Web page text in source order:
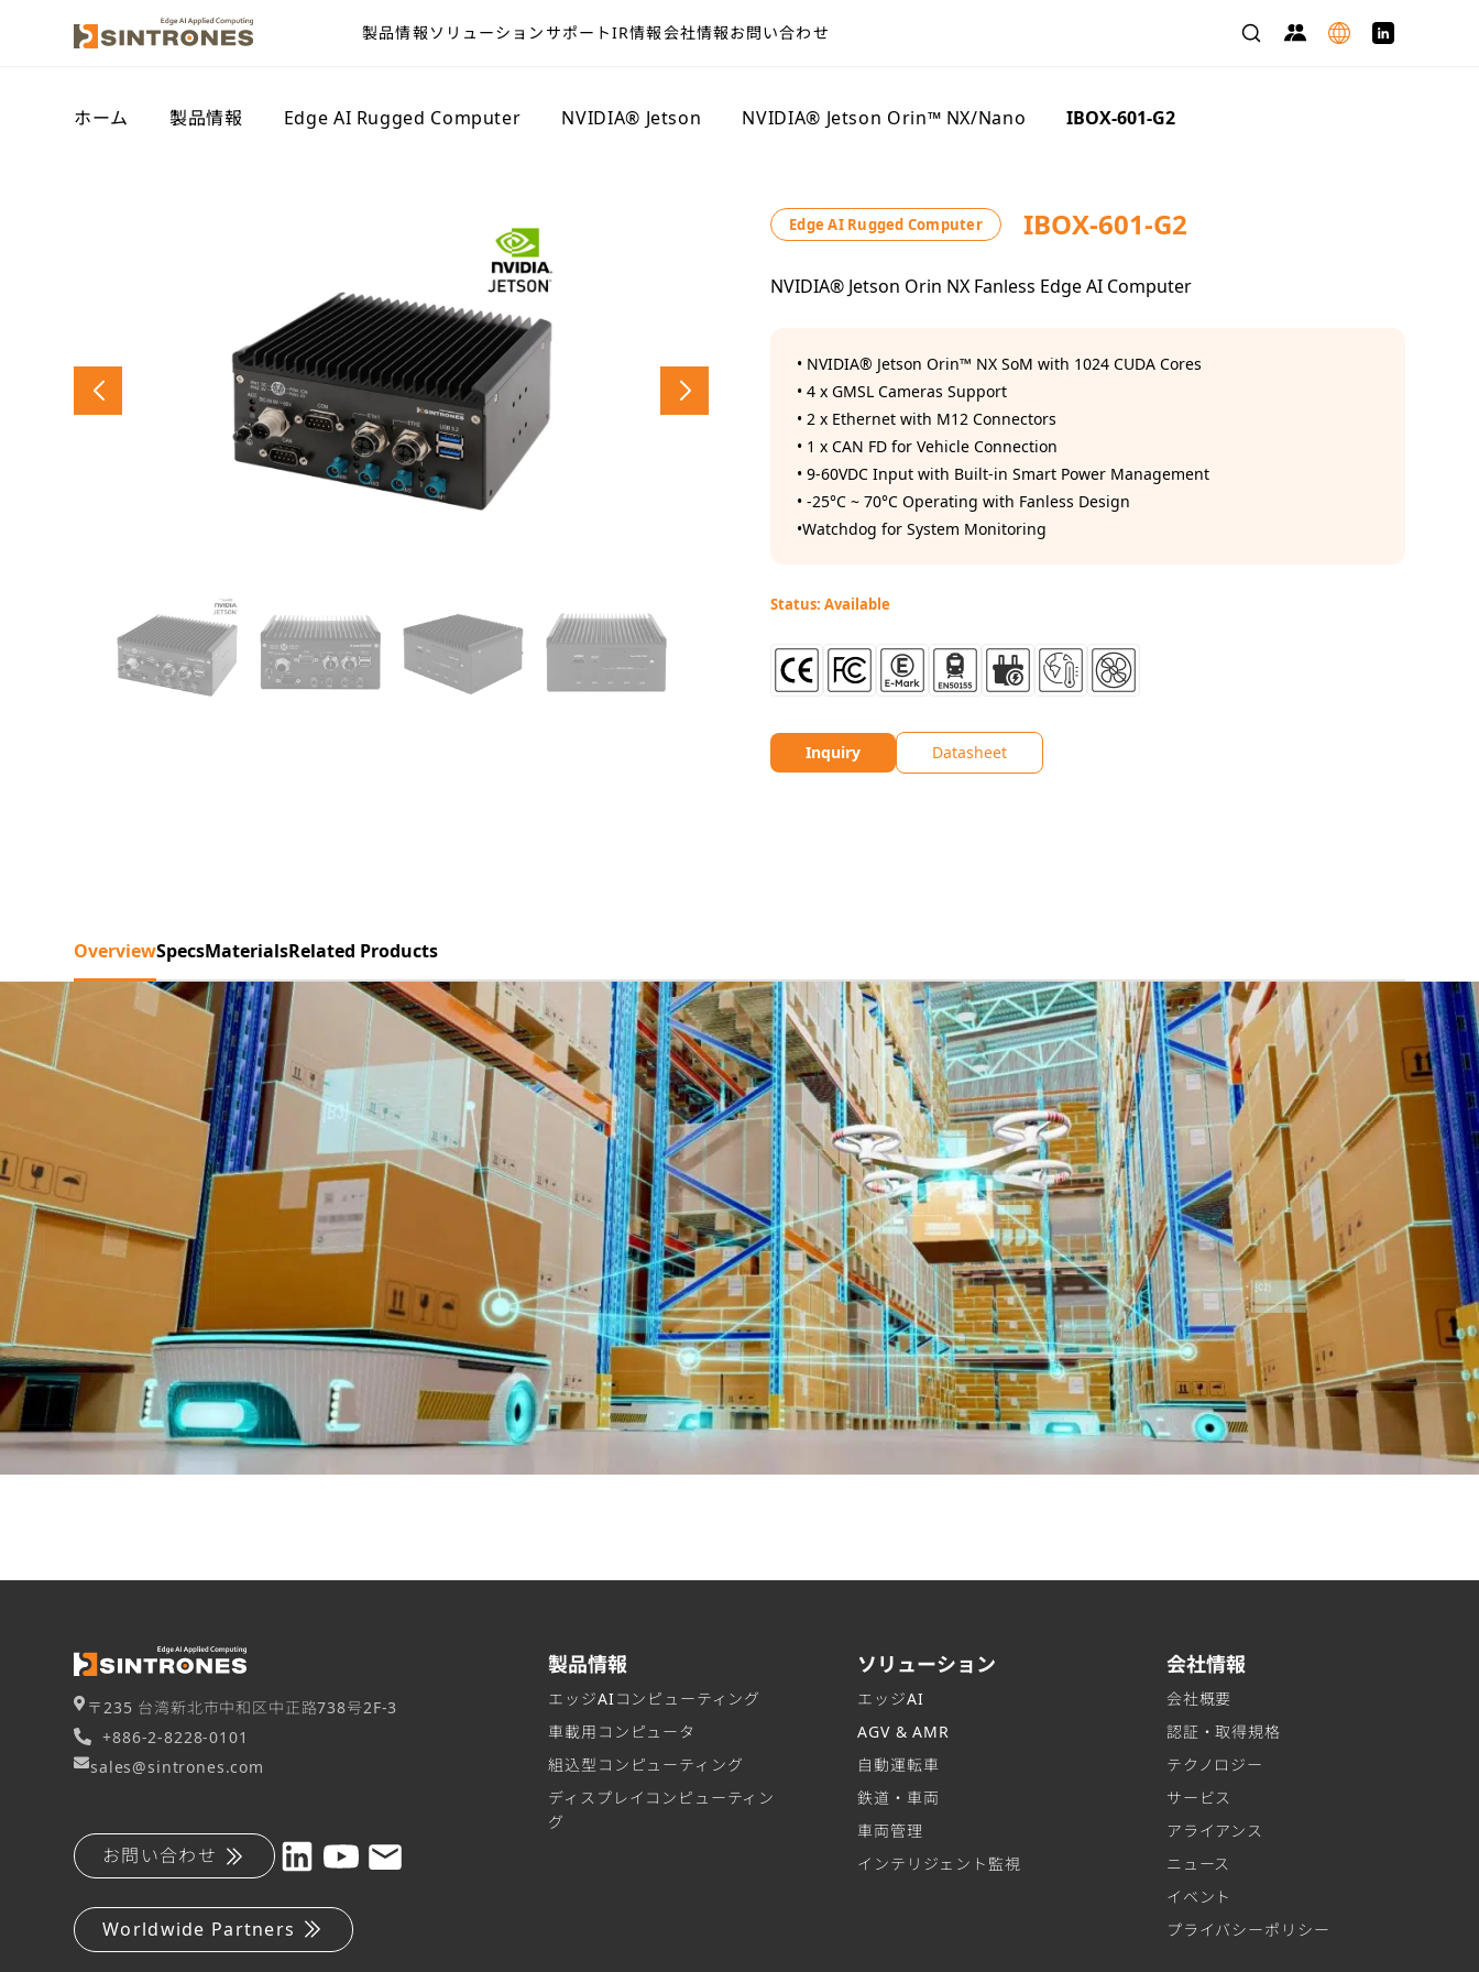
製品情報 ソリューション サポートIR情報会社情報お問い合わせ
ホーム 製品情報 Edge AI Rugged Computer NVIDIA® Jetson NVIDIA® Jetson Orin™ NX/Nano IBOX-601-G2
Edge AI Rugged Computer IBOX-601-G2
NVIDIA® Jetson Orin NX Fanless Edge AI Computer
• NVIDIA® Jetson Orin™ NX SoM with 1024 CUDA Cores
• 4 x GMSL Cameras Support
• 2 x Ethernet with M12 Connectors
• 1 x CAN FD for Vehicle Connection
• 9-60VDC Input with Built-in Smart Power Management
• -25°C ~ 70°C Operating with Fanless Design
•Watchdog for System Monitoring
Status: Available
Inquiry Datasheet
OverviewSpecsMaterialsRelated Products
〒235 台湾新北市中和区中正路738号2F-3
+886-2-8228-0101
sales@sintrones.com
お問い合わせ
Worldwide Partners
製品情報
エッジAIコンピューティング
車載用コンピュータ
組込型コンピューティング
ディスプレイコンピューティン
グ
ソリューション
エッジAI
AGV & AMR
自動運転車
鉄道・車両
車両管理
インテリジェント監視
会社情報
会社概要
認証・取得規格
テクノロジー
サービス
アライアンス
ニュース
イベント
プライバシーポリシー